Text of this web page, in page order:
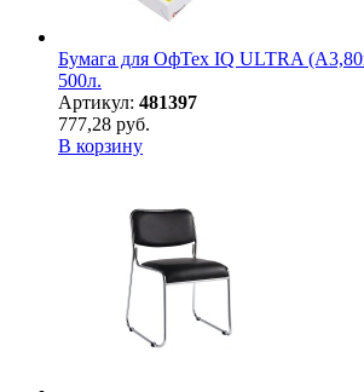
Бумага для ОфТех IQ ULTRA
500л.
Артикул: 481397
777,28 руб.
В корзину